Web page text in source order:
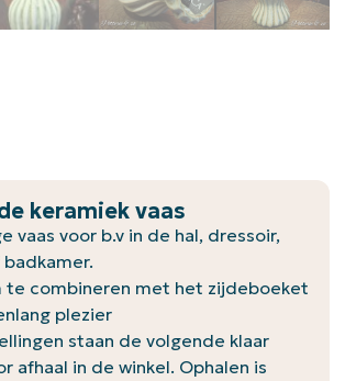
keramiek vaas
vaas voor b.v in de hal, dressoir,
te combineren met het zijdeboeket
plezier
staan de volgende klaar
afhaal in de winkel. Ophalen is